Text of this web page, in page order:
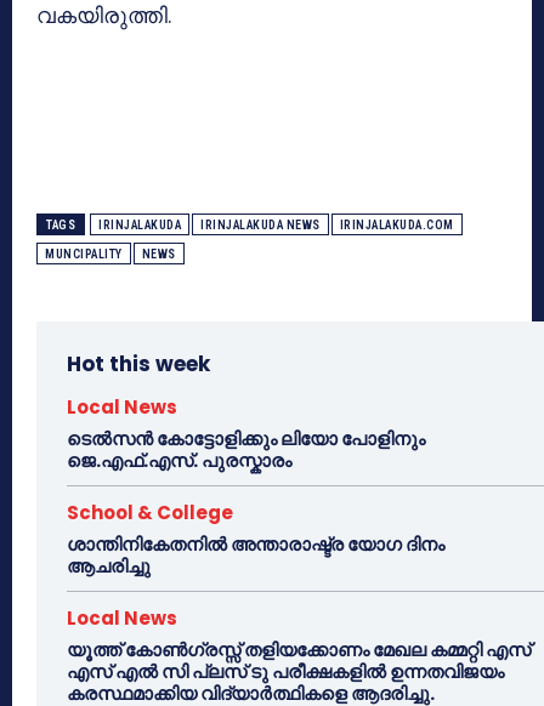
വകയിരുത്തി.
TAGS IRINJALAKUDA IRINJALAKUDA NEWS IRINJALAKUDA.COM
MUNCIPALITY NEWS
Hot this week
Local News
ടെൽസൻ കോട്ടോളിക്കും ലിയോ പോളിനും
ജെ.എഫ്.എസ്. പുരസ്കാരം
School & College
ശാന്തിനികേതനിൽ അന്താരാഷ്ട്ര യോഗ ദിനം
ആചരിച്ചു
Local News
യൂത്ത് കോൺഗ്രസ്സ് തളിയക്കോണം മേഖല കമ്മറ്റി എസ്
എസ് എൽ സി പ്ലസ് ടു പരീക്ഷകളിൽ ഉന്നതവിജയം
കരസ്ഥമാക്കിയ വിദ്യാർത്ഥികളെ ആദരിച്ചു.